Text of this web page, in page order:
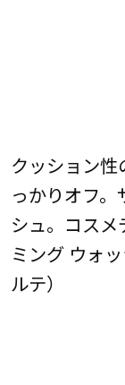
クッション
っかりオフ
シュ。コス
ミング ウォ
ルテ）